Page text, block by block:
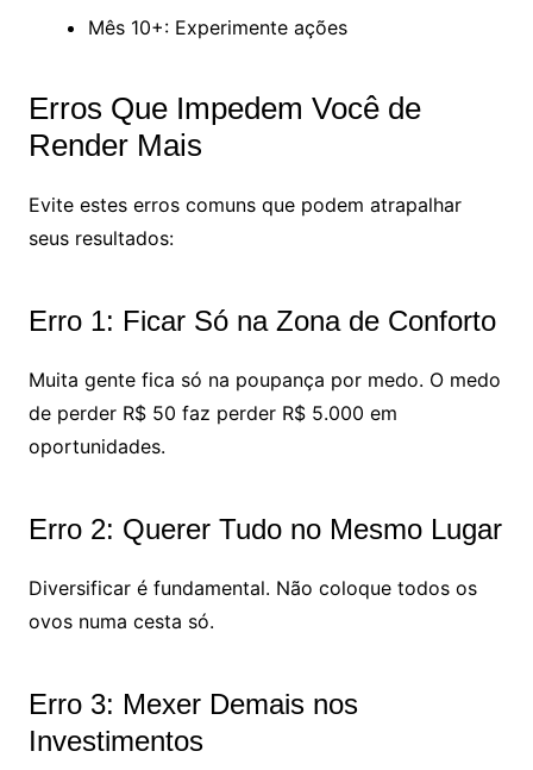
Mês 10+: Experimente ações
Erros Que Impedem Você de
Render Mais
Evite estes erros comuns que podem atrapalhar
seus resultados:
Erro 1: Ficar Só na Zona de Conforto
Muita gente fica só na poupança por medo. O medo
de perder R$ 50 faz perder R$ 5.000 em
oportunidades.
Erro 2: Querer Tudo no Mesmo Lugar
Diversificar é fundamental. Não coloque todos os
ovos numa cesta só.
Erro 3: Mexer Demais nos
Investimentos